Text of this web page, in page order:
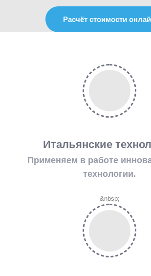
Расчёт стоимости
Итальянские
Применяем в работе
технологии.
&nbsp;